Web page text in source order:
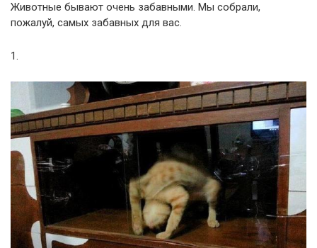
Животные бывают очень забавными. Мы собрали,
пожалуй, самых забавных для вас.
1.